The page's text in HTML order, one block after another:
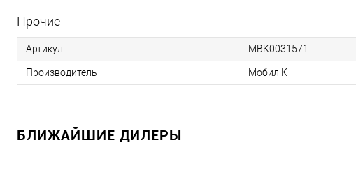
Прочие
Артикул MBK0031571
Производитель Мобил К
БЛИЖАЙШИЕ ДИЛЕРЫ